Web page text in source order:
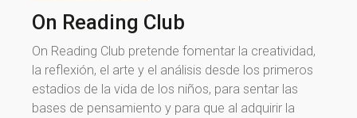
On Reading Club
On Reading Club pretende fomentar la creatividad,
la reflexión, el arte y el análisis desde los primeros
estadios de la vida de los niños, para sentar las
bases de pensamiento y para que al adquirir la